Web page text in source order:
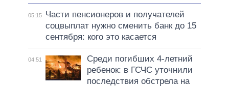
05:15
Части пенсионеров и получателей
соцвыплат нужно сменить банк до 15
сентября: кого это касается
04:51
Среди погибших 4-летний
ребенок: в ГСЧС уточнили
последствия обстрела на